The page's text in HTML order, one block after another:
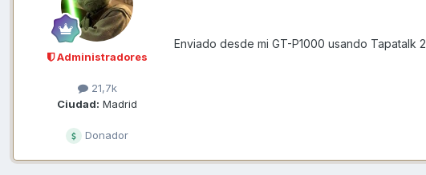
Administradores
21,7k
Ciudad: Madrid
Donador
Enviado desde mi GT-P1000 usando Tapatalk 2